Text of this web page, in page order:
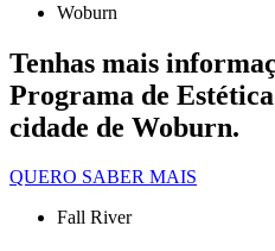
Woburn
Tenhas mais
Programa de
cidade de Woburn.
QUERO SABER MAIS
Fall River